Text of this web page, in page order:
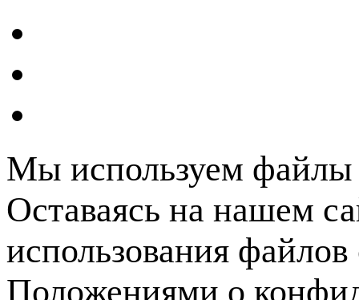
Мы используем файлы
Оставаясь на нашем
использования
Положениями о